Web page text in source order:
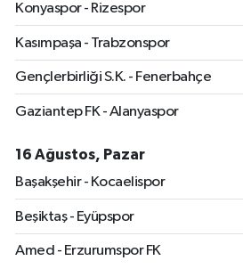
Konyaspor - Rizespor
Kasımpaşa - Trabzonspor
Gençlerbirliği S.K. - Fenerbahçe
Gaziantep FK - Alanyaspor
16 Ağustos, Pazar
Başakşehir - Kocaelispor
Beşiktaş - Eyüpspor
Amed - Erzurumspor FK